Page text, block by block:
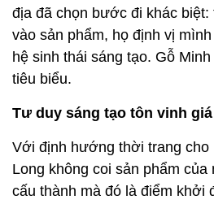
địa đã chọn bước đi khác biệt:
vào sản phẩm, họ định vị
hệ sinh thái sáng tạo. Gỗ
tiêu biểu.
Tư duy sáng tạo tôn vinh
Với định hướng thời trang cho
Long không coi sản phẩm của
cấu thành mà đó là điểm khởi